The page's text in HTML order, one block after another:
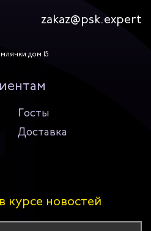
zakaz@psk.expert
дом 15
Госты
Доставка
курсе новостей